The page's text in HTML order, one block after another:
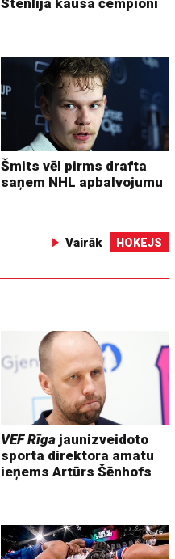
Šmits vēl pirms drafta
saņem NHL apbalvojumu
Vairāk HOKEJS
VEF Rīga jaunizveidoto
sporta direktora amatu
ieņems Artūrs Šēnhofs